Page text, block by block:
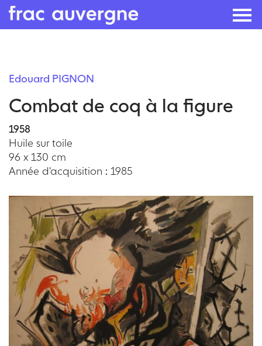
content
Edouard PIGNON
Combat de coq à la figure
1958
Huile sur toile
96 x 130 cm
Année d'acquisition : 1985